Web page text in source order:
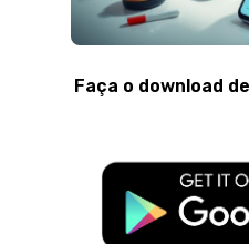
Faça o download